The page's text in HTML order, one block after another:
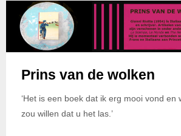
Prins van de wolken
‘Het is een boek dat ik erg mooi vond en
zou willen dat u het las.’